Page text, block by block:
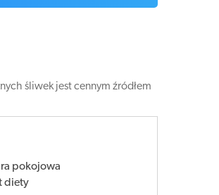
śliwek jest cennym źródłem
pokojowa
diety